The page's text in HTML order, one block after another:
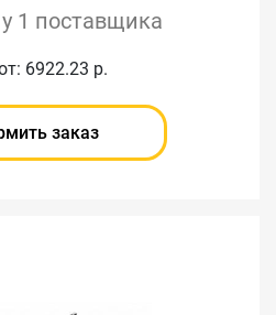
1 поставщика
6922.23 р.
заказ